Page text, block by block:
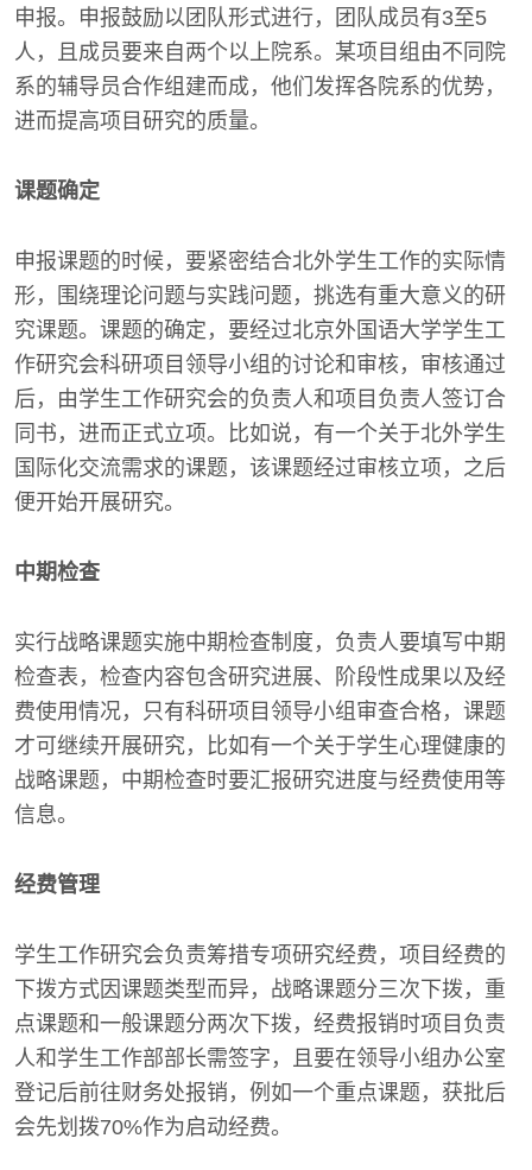
申报。申报鼓励以团队形式进行，团队成员有3至5
人，且成员要来自两个以上院系。某项目组由不同院
系的辅导员合作组建而成，他们发挥各院系的优势，
进而提高项目研究的质量。
课题确定
申报课题的时候，要紧密结合北外学生工作的实际情
形，围绕理论问题与实践问题，挑选有重大意义的研
究课题。课题的确定，要经过北京外国语大学学生工
作研究会科研项目领导小组的讨论和审核，审核通过
后，由学生工作研究会的负责人和项目负责人签订合
同书，进而正式立项。比如说，有一个关于北外学生
国际化交流需求的课题，该课题经过审核立项，之后
便开始开展研究。
中期检查
实行战略课题实施中期检查制度，负责人要填写中期
检查表，检查内容包含研究进展、阶段性成果以及经
费使用情况，只有科研项目领导小组审查合格，课题
才可继续开展研究，比如有一个关于学生心理健康的
战略课题，中期检查时要汇报研究进度与经费使用等
信息。
经费管理
学生工作研究会负责筹措专项研究经费，项目经费的
下拨方式因课题类型而异，战略课题分三次下拨，重
点课题和一般课题分两次下拨，经费报销时项目负责
人和学生工作部部长需签字，且要在领导小组办公室
登记后前往财务处报销，例如一个重点课题，获批后
会先划拨70%作为启动经费。